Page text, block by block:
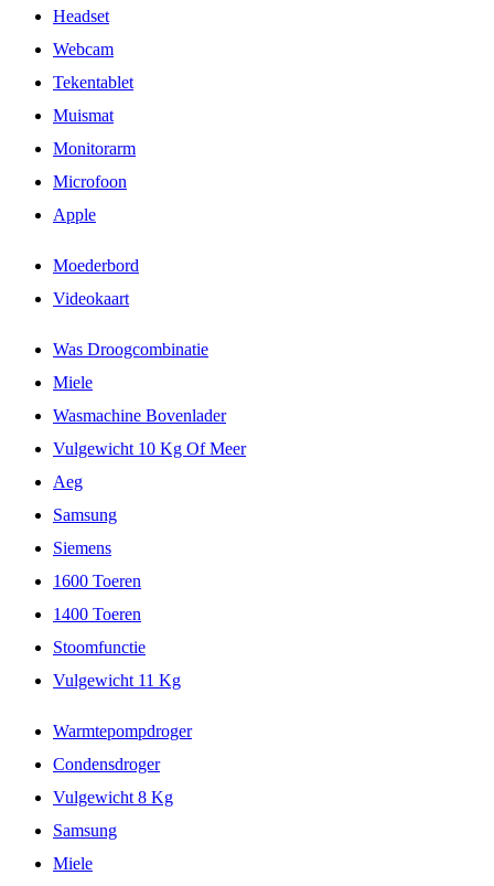
Headset
Webcam
Tekentablet
Muismat
Monitorarm
Microfoon
Apple
Moederbord
Videokaart
Was Droogcombinatie
Miele
Wasmachine Bovenlader
Vulgewicht 10 Kg Of Meer
Aeg
Samsung
Siemens
1600 Toeren
1400 Toeren
Stoomfunctie
Vulgewicht 11 Kg
Warmtepompdroger
Condensdroger
Vulgewicht 8 Kg
Samsung
Miele